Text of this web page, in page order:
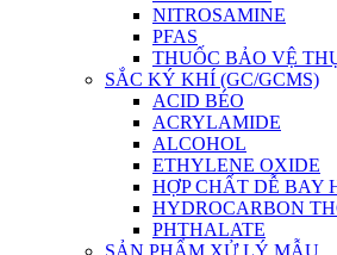
NITROSAMINE
PFAS
THUỐC BẢO VỆ
SẮC KÝ KHÍ (GC/GCMS)
ACID BÉO
ACRYLAMIDE
ALCOHOL
ETHYLENE OXIDE
HỢP CHẤT DỄ BAY
HYDROCARBON
PHTHALATE
SẢN PHẨM XỬ LÝ MẪU